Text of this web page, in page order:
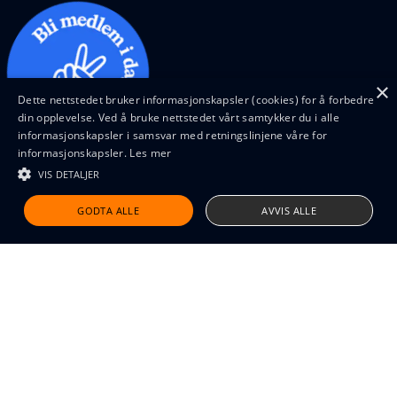
Design and code by Feed
×
Dette nettstedet bruker informasjonskapsler (cookies) for å forbedre
din opplevelse. Ved å bruke nettstedet vårt samtykker du i alle
informasjonskapsler i samsvar med retningslinjene våre for
informasjonskapsler. Les mer
VIS DETALJER
GODTA ALLE AVVIS ALLE